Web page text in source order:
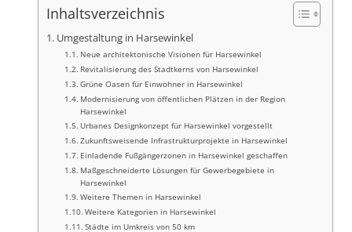
Inhaltsverzeichnis
Umgestaltung in Harsewinkel
Neue architektonische Visionen für Harsewinkel
Revitalisierung des Stadtkerns von Harsewinkel
Grüne Oasen für Einwohner in Harsewinkel
Modernisierung von öffentlichen Plätzen in der Region
Harsewinkel
Urbanes Designkonzept für Harsewinkel vorgestellt
Zukunftsweisende Infrastrukturprojekte in Harsewinkel
Einladende Fußgängerzonen in Harsewinkel geschaffen
Maßgeschneiderte Lösungen für Gewerbegebiete in
Harsewinkel
Weitere Themen in Harsewinkel
Weitere Kategorien in Harsewinkel
Städte im Umkreis von 50 km